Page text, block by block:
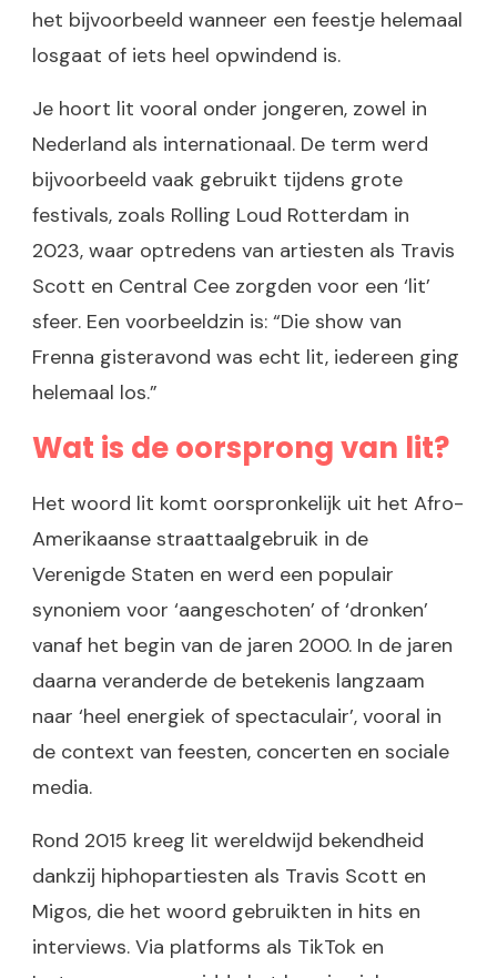
het bijvoorbeeld wanneer een feestje helemaal
losgaat of iets heel opwindend is.
Je hoort lit vooral onder jongeren, zowel in
Nederland als internationaal. De term werd
bijvoorbeeld vaak gebruikt tijdens grote
festivals, zoals Rolling Loud Rotterdam in
2023, waar optredens van artiesten als Travis
Scott en Central Cee zorgden voor een ‘lit’
sfeer. Een voorbeeldzin is: “Die show van
Frenna gisteravond was echt lit, iedereen ging
helemaal los.”
Wat is de oorsprong van lit?
Het woord lit komt oorspronkelijk uit het Afro-
Amerikaanse straattaalgebruik in de
Verenigde Staten en werd een populair
synoniem voor ‘aangeschoten’ of ‘dronken’
vanaf het begin van de jaren 2000. In de jaren
daarna veranderde de betekenis langzaam
naar ‘heel energiek of spectaculair’, vooral in
de context van feesten, concerten en sociale
media.
Rond 2015 kreeg lit wereldwijd bekendheid
dankzij hiphopartiesten als Travis Scott en
Migos, die het woord gebruikten in hits en
interviews. Via platforms als TikTok en